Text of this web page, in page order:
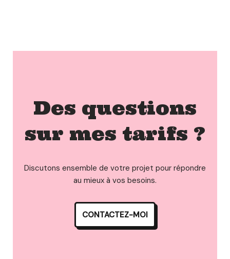
Des questions
sur mes tarifs ?
Discutons ensemble de votre projet pour répondre
au mieux à vos besoins.
CONTACTEZ-MOI